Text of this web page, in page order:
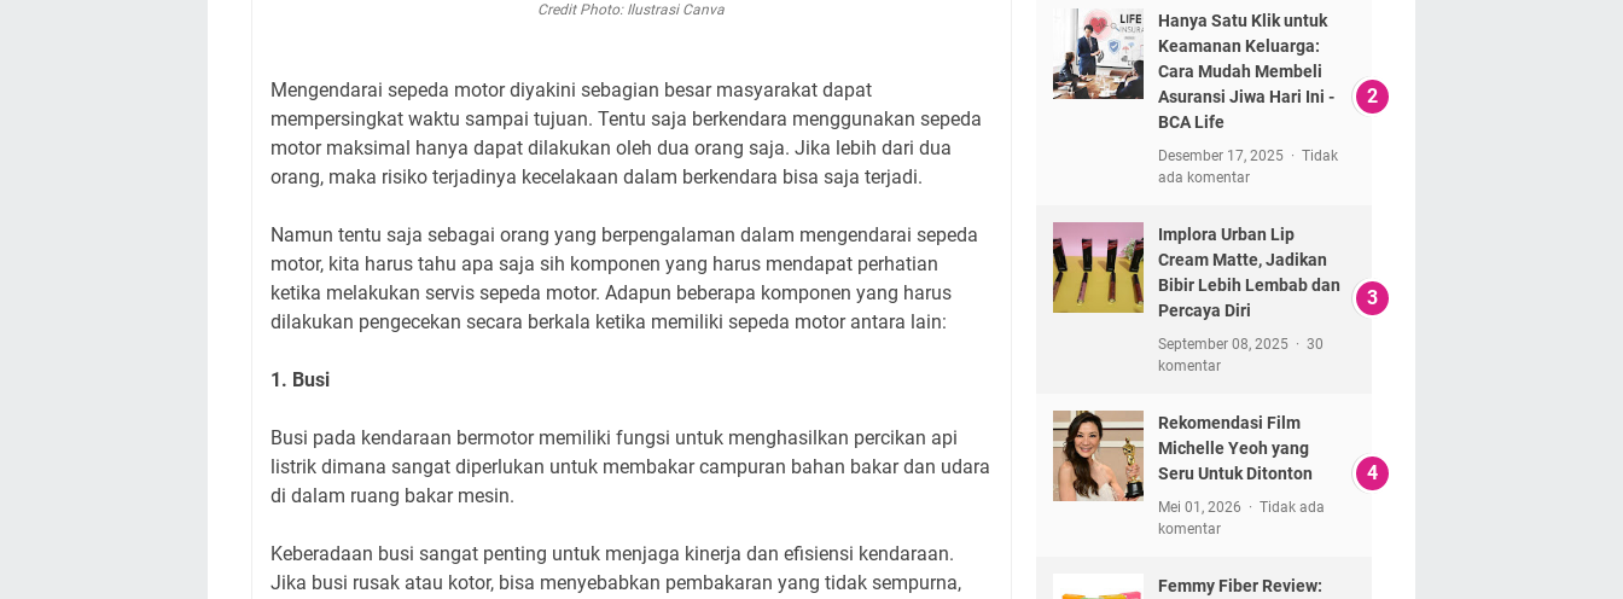
Credit Photo: Ilustrasi Canva
Mengendarai sepeda motor diyakini sebagian besar masyarakat dapat
mempersingkat waktu sampai tujuan. Tentu saja berkendara menggunakan sepeda
motor maksimal hanya dapat dilakukan oleh dua orang saja. Jika lebih dari dua
orang, maka risiko terjadinya kecelakaan dalam berkendara bisa saja terjadi.
Namun tentu saja sebagai orang yang berpengalaman dalam mengendarai sepeda
motor, kita harus tahu apa saja sih komponen yang harus mendapat perhatian
ketika melakukan servis sepeda motor. Adapun beberapa komponen yang harus
dilakukan pengecekan secara berkala ketika memiliki sepeda motor antara lain:
1. Busi
Busi pada kendaraan bermotor memiliki fungsi untuk menghasilkan percikan api
listrik dimana sangat diperlukan untuk membakar campuran bahan bakar dan udara
di dalam ruang bakar mesin.
Keberadaan busi sangat penting untuk menjaga kinerja dan efisiensi kendaraan.
Jika busi rusak atau kotor, bisa menyebabkan pembakaran yang tidak sempurna,
Hanya Satu Klik untuk
Keamanan Keluarga:
Cara Mudah Membeli
Asuransi Jiwa Hari Ini -
BCA Life
Desember 17, 2025
Tidak
ada komentar
Implora Urban Lip
Cream Matte, Jadikan
Bibir Lebih Lembab dan
Percaya Diri
September 08, 2025
30
komentar
Rekomendasi Film
Michelle Yeoh yang
Seru Untuk Ditonton
Mei 01, 2026
Tidak ada
komentar
Femmy Fiber Review: